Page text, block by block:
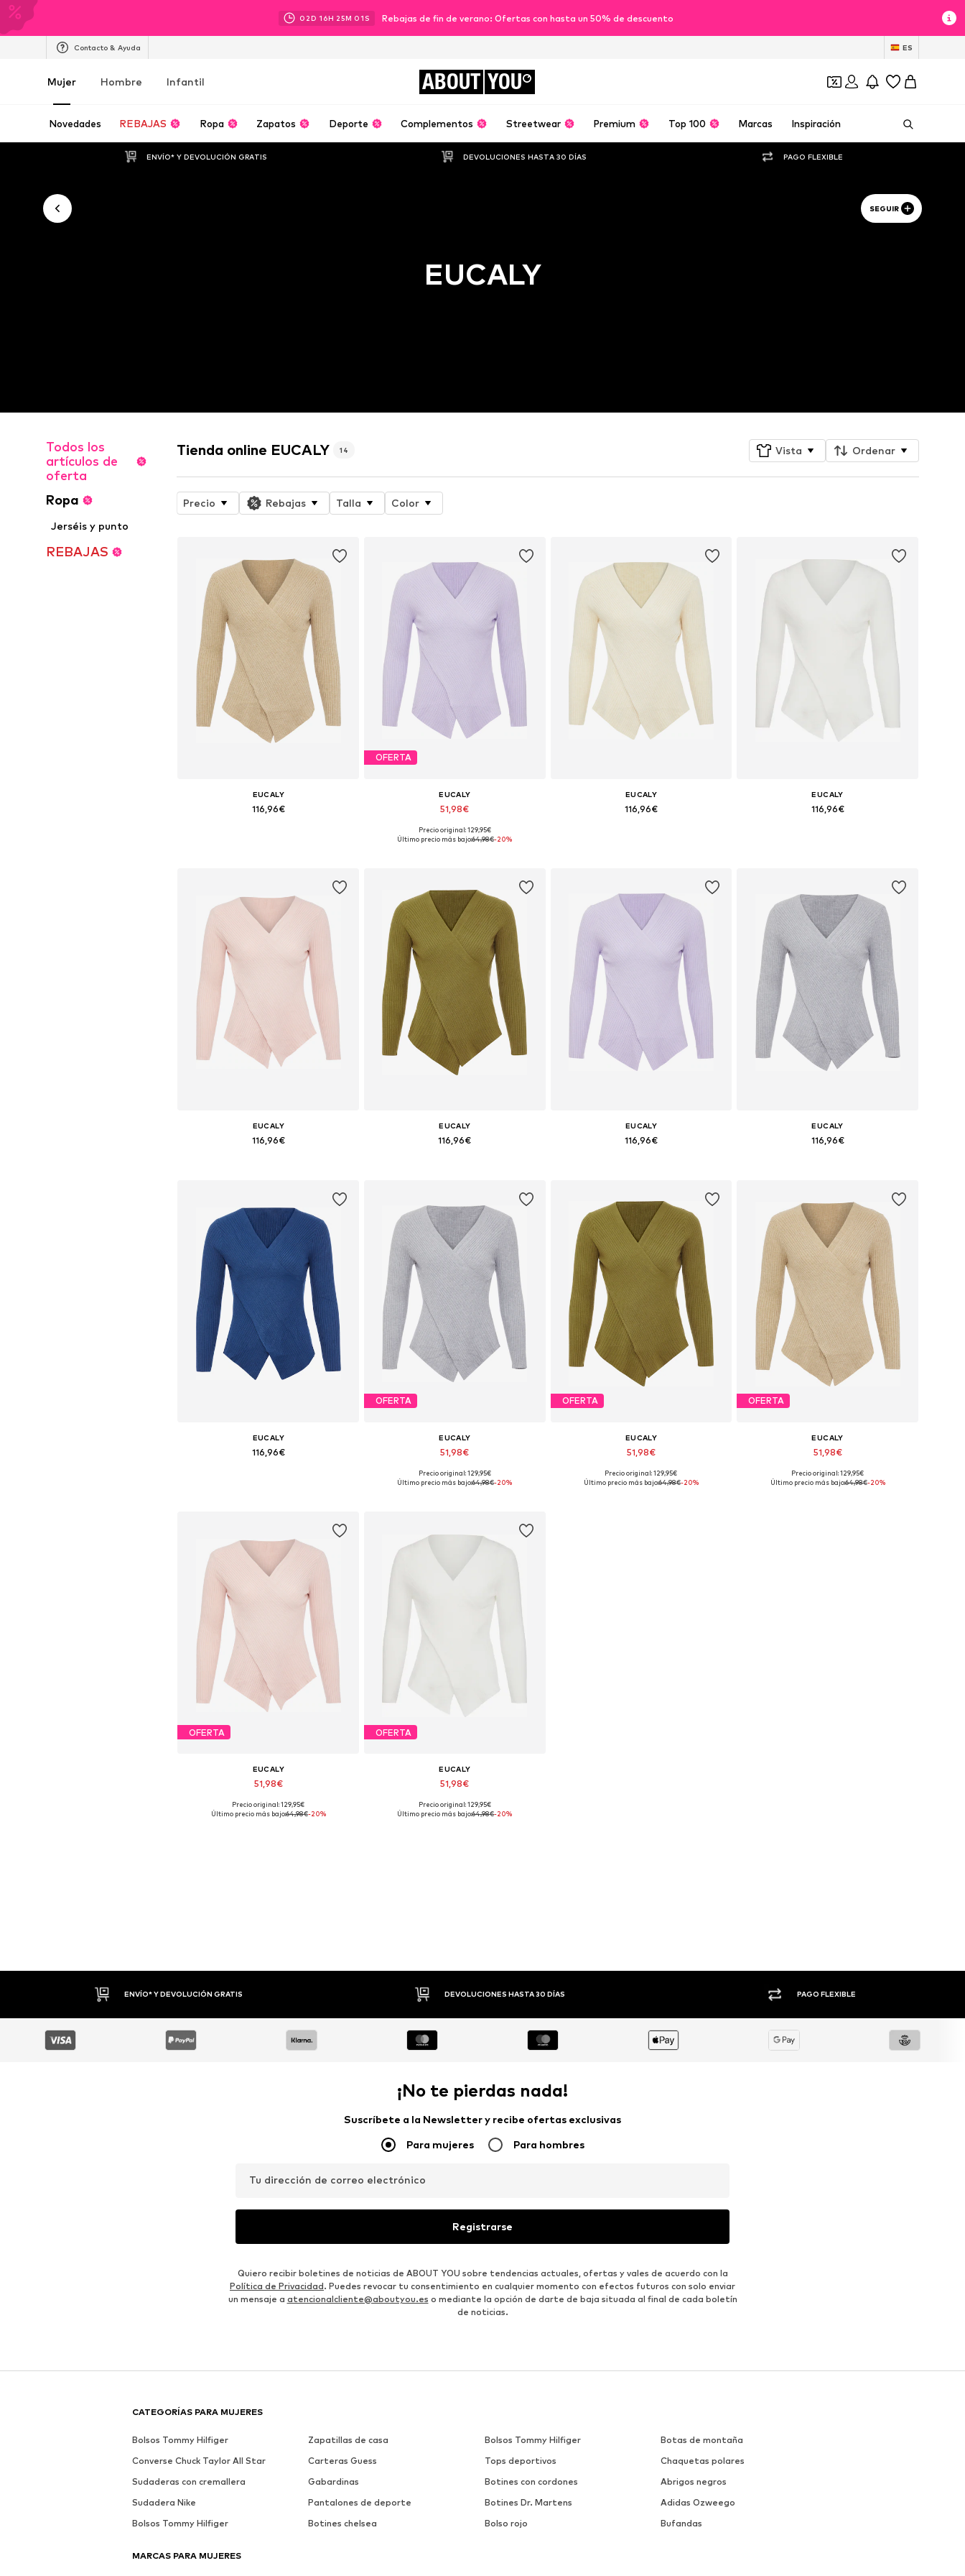
02D 16H 25M 00S Rebajas de fin de verano: Ofertas con hasta un 50% de descuento
Contacto & Ayuda ES
Mujer Hombre Infantil ABOUT YOU
Novedades REBAJAS Ropa Zapatos Deporte Complementos Streetwear Premium Top 100 Marcas Inspiración
ENVÍO* Y DEVOLUCIÓN GRATIS DEVOLUCIONES HASTA 30 DÍAS PAGO FLEXIBLE
SEGUIR
EUCALY
Todos los
artículos de
oferta
Ropa
Jerséis y punto
REBAJAS
Tienda online EUCALY 14 Vista Ordenar
Precio Rebajas Talla Color
EUCALY
116,96€
OFERTA
EUCALY
51,98€
+2
Tallas disponibles: XS-S
Precio original: 129,95€
Último precio más bajo:64,98€-20%
EUCALY
116,96€
EUCALY
116,96€
EUCALY
116,96€
EUCALY
116,96€
EUCALY
116,96€
EUCALY
116,96€
EUCALY
116,96€
OFERTA
EUCALY
51,98€
+2
Tallas disponibles: XS-S
Precio original: 129,95€
Último precio más bajo:64,98€-20%
OFERTA
EUCALY
51,98€
+2
Tallas disponibles: XS-S
Precio original: 129,95€
Último precio más bajo:64,98€-20%
OFERTA
EUCALY
51,98€
+2
Tallas disponibles: XS-S
Precio original: 129,95€
Último precio más bajo:64,98€-20%
OFERTA
EUCALY
51,98€
+2
Tallas disponibles: XS-S
Precio original: 129,95€
Último precio más bajo:64,98€-20%
OFERTA
EUCALY
51,98€
+2
Tallas disponibles: XS-S
Precio original: 129,95€
Último precio más bajo:64,98€-20%
DEVOLUCIONES HASTA 30 DÍAS PAGO FLEXIBLE +1.000 MARCAS
¡No te pierdas nada!
Suscríbete a la Newsletter y recibe ofertas exclusivas
Para mujeres Para hombres
Tu dirección de correo electrónico
Registrarse
Quiero recibir boletines de noticias de ABOUT YOU sobre tendencias actuales, ofertas y vales de acuerdo con la
Política de Privacidad. Puedes revocar tu consentimiento en cualquier momento con efectos futuros con solo enviar
un mensaje a atencionalcliente@aboutyou.es o mediante la opción de darte de baja situada al final de cada boletín
de noticias.
CATEGORÍAS PARA MUJERES
Bolsos Tommy Hilfiger Zapatillas de casa Bolsos Tommy Hilfiger
Botas de montaña
Converse Chuck Taylor All Star
Carteras Guess Tops deportivos
Chaquetas polares
Sudaderas con cremallera
Gabardinas Botines con cordones
Abrigos negros
Sudadera Nike
Pantalones de deporte Botines Dr. Martens
Adidas Ozweego
Bolsos Tommy Hilfiger
Botines chelsea Bolso rojo Bufandas
MARCAS PARA MUJERES